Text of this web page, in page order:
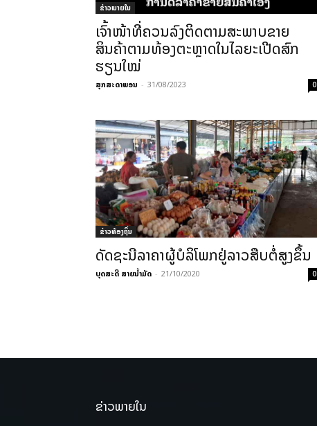
ຂ່າວພາຍ​ໃນ
ເຈົ້າໜ້າທີ່ຄວນລົງຕິດຕາມສະພາບຂາຍ
ສິນຄ້າຕາມທ້ອງຕະຫຼາດໃນໄລຍະເປີດສົກ
ຮຽນໃໝ່
ສຸກສະດາພອນ - 31/08/2023 0
ຂ່າວທ້ອງຖິ່ນ
ດັດຊະນີລາຄາຜູ້ບໍລິໂພກຢູ່ລາວສືບຕໍ່ສູງຂຶ້ນ
ບຸດສະດີ ສາຍນ້ຳມັດ - 21/10/2020 0
ຂ່າວພາຍໃນ